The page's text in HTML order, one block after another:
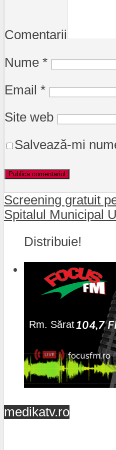
Comentarii
Nume *
Email *
Site web
Salvează-mi
Screening gratuit
Spitalul Municipal
Distribuie!
medikatv.ro